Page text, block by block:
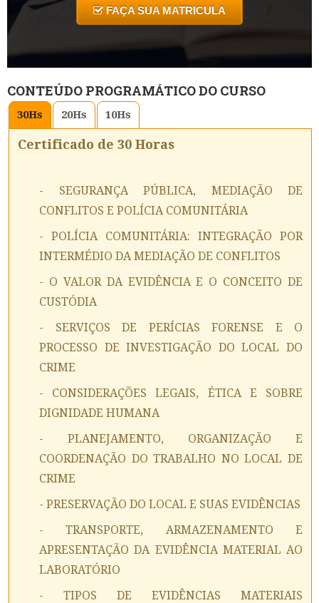
FAÇA SUA MATRICULA
CONTEÚDO PROGRAMÁTICO DO CURSO
30Hs 20Hs 10Hs
Certificado de 30 Horas
- SEGURANÇA PÚBLICA, MEDIAÇÃO DE
CONFLITOS E POLÍCIA COMUNITÁRIA
- POLÍCIA COMUNITÁRIA: INTEGRAÇÃO POR
INTERMÉDIO DA MEDIAÇÃO DE CONFLITOS
- O VALOR DA EVIDÊNCIA E O CONCEITO DE
CUSTÓDIA
- SERVIÇOS DE PERÍCIAS FORENSE E O
PROCESSO DE INVESTIGAÇÃO DO LOCAL DO
CRIME
- CONSIDERAÇÕES LEGAIS, ÉTICA E SOBRE
DIGNIDADE HUMANA
- PLANEJAMENTO, ORGANIZAÇÃO E
COORDENAÇÃO DO TRABALHO NO LOCAL DE
CRIME
- PRESERVAÇÃO DO LOCAL E SUAS EVIDÊNCIAS
- TRANSPORTE, ARMAZENAMENTO E
APRESENTAÇÃO DA EVIDÊNCIA MATERIAL AO
LABORATÓRIO
- TIPOS DE EVIDÊNCIAS MATERIAIS